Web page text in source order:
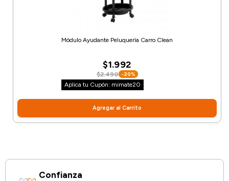
Módulo Ayudante Peluquería Carro Clean
$1.992
$2.490 -20%
Aplica tu Cupón: mimate20
Agregar al Carrito
Confianza